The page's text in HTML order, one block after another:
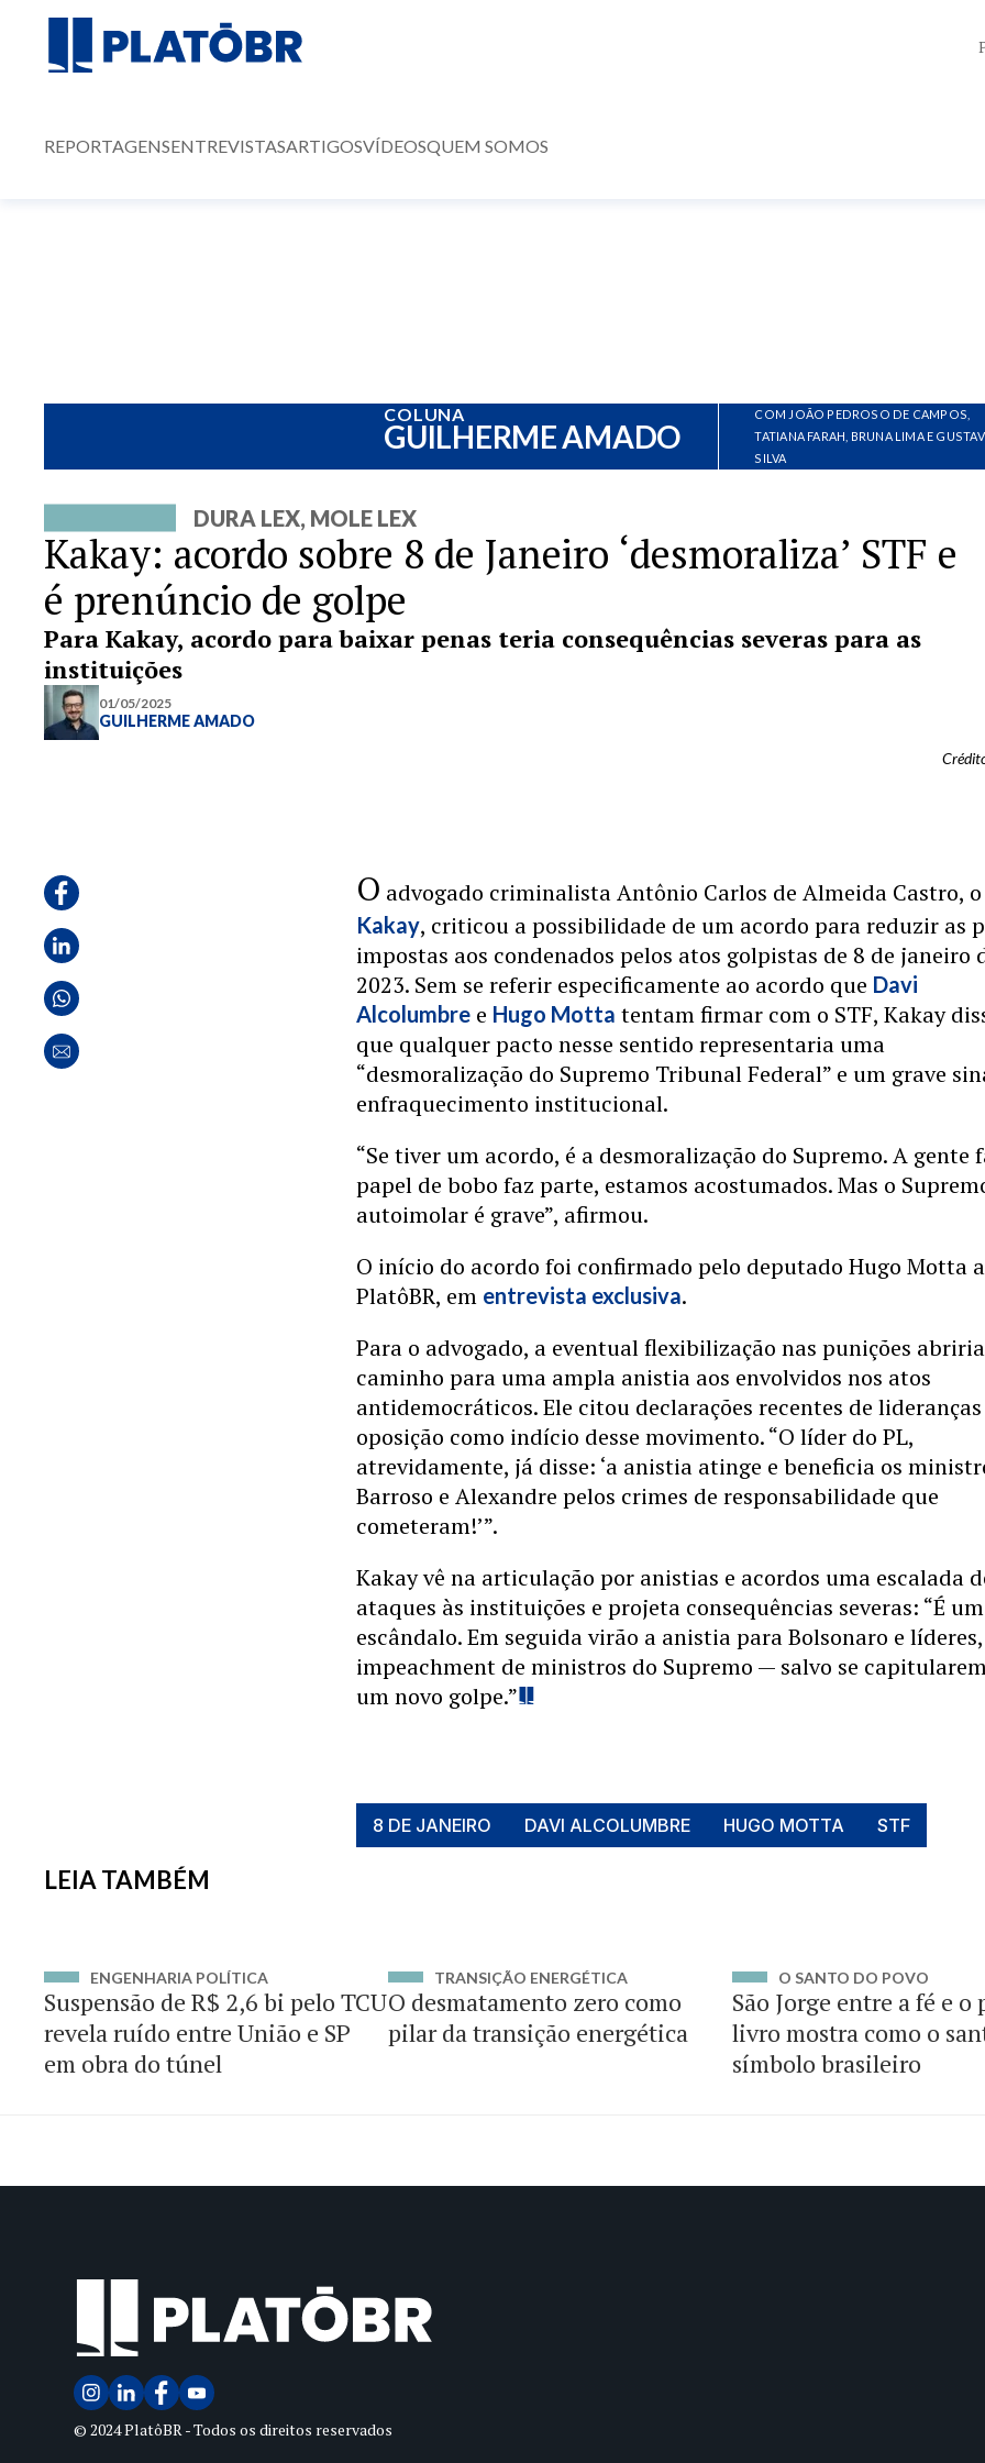
REPORTAGENSENTREVISTASARTIGOSVÍDEOSQUEM SOMOS
COLUNA
GUILHERME AMADO
COM JOÃO PEDROSO DE CAMPOS,
TATIANA FARAH, BRUNA LIMA E
SILVA
DURA LEX, MOLE LEX
Kakay: acordo sobre 8 de Janeiro ‘desmoraliza’ STF e
é prenúncio de golpe
Para Kakay, acordo para baixar penas teria consequências severas para as
instituições
01/05/2025
GUILHERME AMADO
O advogado criminalista Antônio Carlos de Almeida Castro, o
Kakay, criticou a possibilidade de um acordo para reduzir as
impostas aos condenados pelos atos golpistas de 8 de janeiro
2023. Sem se referir especificamente ao acordo que Davi
Alcolumbre e Hugo Motta tentam firmar com o STF, Kakay
que qualquer pacto nesse sentido representaria uma
“desmoralização do Supremo Tribunal Federal” e um grave
enfraquecimento institucional.
“Se tiver um acordo, é a desmoralização do Supremo. A gente
papel de bobo faz parte, estamos acostumados. Mas o
autoimolar é grave”, afirmou.
O início do acordo foi confirmado pelo deputado Hugo Motta
PlatôBR, em entrevista exclusiva.
Para o advogado, a eventual flexibilização nas punições abriria
caminho para uma ampla anistia aos envolvidos nos atos
antidemocráticos. Ele citou declarações recentes de
oposição como indício desse movimento. “O líder do PL,
atrevidamente, já disse: ‘a anistia atinge e beneficia os
Barroso e Alexandre pelos crimes de responsabilidade que
cometeram!’”.
Kakay vê na articulação por anistias e acordos uma escalada
ataques às instituições e projeta consequências severas: “É um
escândalo. Em seguida virão a anistia para Bolsonaro e líderes,
impeachment de ministros do Supremo — salvo se
um novo golpe.”
8 DE JANEIRO DAVI ALCOLUMBRE HUGO MOTTA STF
LEIA TAMBÉM
ENGENHARIA POLÍTICA
Suspensão de R$ 2,6 bi pelo TCU
revela ruído entre União e SP
em obra do túnel
TRANSIÇÃO ENERGÉTICA
O desmatamento zero como
pilar da transição energética
O SANTO DO POVO
São Jorge entre a fé e o
livro mostra como o
símbolo brasileiro
© 2024 PlatôBR - Todos os direitos reservados